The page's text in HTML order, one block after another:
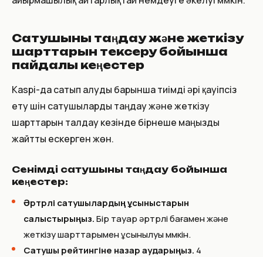
Сатушыны таңдау және жеткізу
шарттарын тексеру бойынша
пайдалы кеңестер
Kaspi-да сатып алуды барынша тиімді әрі қауіпсіз
ету үшін сатушыларды таңдау және жеткізу
шарттарын талдау кезінде бірнеше маңызды
жайтты ескерген жөн.
Сенімді сатушыны таңдау бойынша
кеңестер:
Әртүрлі сатушылардың ұсыныстарын
салыстырыңыз.Бір тауар әртүрлі бағамен және
жеткізу шарттарымен ұсынылуы мүмкін.
Сатушы рейтингіне назар аударыңыз. 4